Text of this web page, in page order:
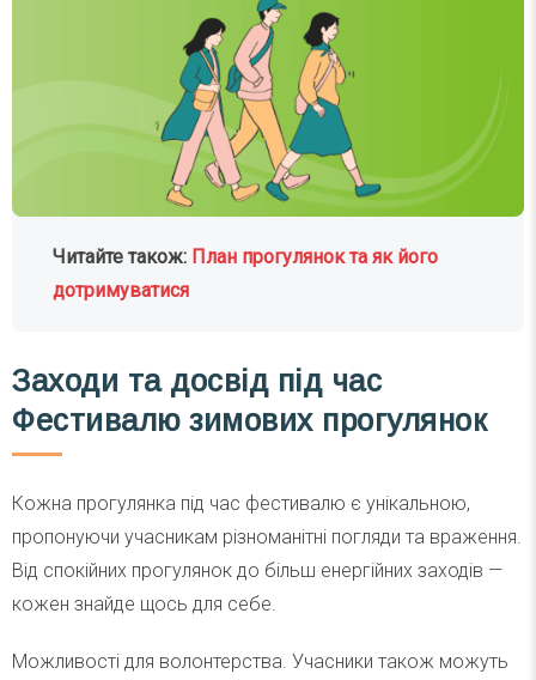
Читайте також: План прогулянок та як його
дотримуватися
Заходи та досвід під час
Фестивалю зимових прогулянок
Кожна прогулянка під час фестивалю є унікальною,
пропонуючи учасникам різноманітні погляди та враження.
Від спокійних прогулянок до більш енергійних заходів —
кожен знайде щось для себе.
Можливості для волонтерства. Учасники також можуть